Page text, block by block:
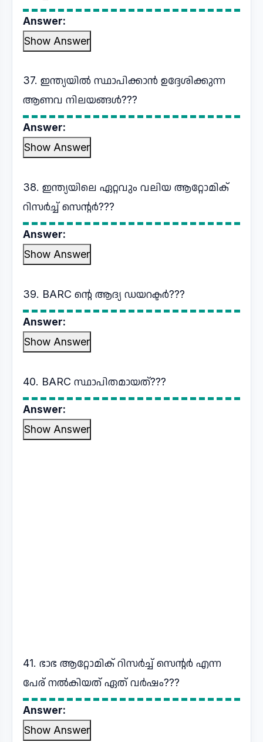
Answer:
Show Answer
37. ഇന്ത്യയിൽ സ്ഥാപിക്കാൻ ഉദ്ദേശിക്കുന്ന
ആണവ നിലയങ്ങൾ???
Answer:
Show Answer
38. ഇന്ത്യയിലെ ഏറ്റവും വലിയ ആറ്റോമിക്
റിസർച്ച് സെന്റർ???
Answer:
Show Answer
39. BARC ന്റെ ആദ്യ ഡയറക്ടർ???
Answer:
Show Answer
40. BARC സ്ഥാപിതമായത്???
Answer:
Show Answer
41. ഭാഭ ആറ്റോമിക് റിസർച്ച് സെന്റർ എന്ന
പേര് നൽകിയത് ഏത് വർഷം???
Answer:
Show Answer